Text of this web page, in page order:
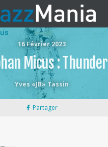
16 Février 2023
Micus : Thunder
Yves «JB» Tassin
Partager